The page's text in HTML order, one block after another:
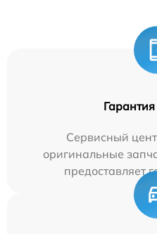
Сервисный
оригинальные
предоставляет